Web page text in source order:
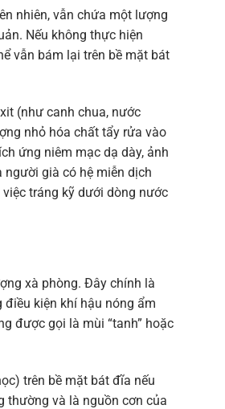
nhiên, vẫn chứa một lượng
Nếu không thực hiện
vẫn bám lại trên bề mặt bát
(như canh chua, nước
nhỏ hóa chất tẩy rửa vào
ứng niêm mạc dạ dày, ảnh
già có hệ miễn dịch
tráng kỹ dưới dòng nước
xà phòng. Đây chính là
kiện khí hậu nóng ẩm
được gọi là mùi “tanh” hoặc
trên bề mặt bát đĩa nếu
thường và là nguồn cơn của